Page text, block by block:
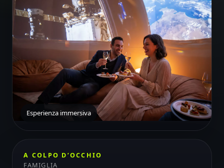
Esperienza immersiva
A COLPO D’OCCHIO
FAMIGLIA